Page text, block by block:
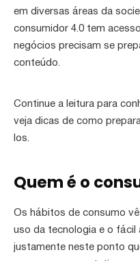
em diversas áreas da
consumidor 4.0 tem
negócios precisam se
conteúdo.
Continue a leitura para
veja dicas de como
los.
Quem é o
Os hábitos de consumo
uso da tecnologia e o fácil
justamente neste ponto